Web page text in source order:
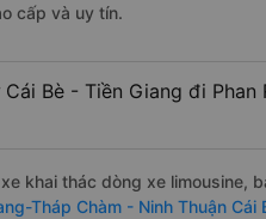
cấp và uy tín.
Bè - Tiền Giang đi Phan
khai thác dòng xe limousine,
Tháp Chàm - Ninh Thuận Cái